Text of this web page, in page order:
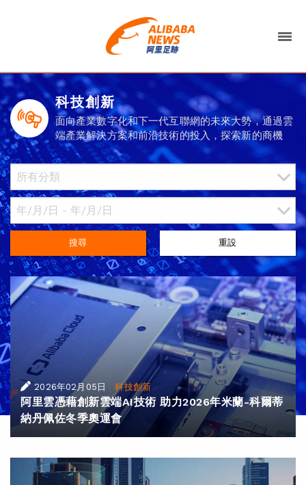
科技創新
面向產業數字化和下一代互聯網的未來大勢，通過雲
端產業解決方案和前沿技術的投入，探索新的商機
搜尋 重設
2026年02月05日 |科技創新
阿里雲憑藉創新雲端AI技術 助力2026年米蘭-科爾蒂
納丹佩佐冬季奧運會